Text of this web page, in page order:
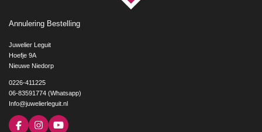
Annulering Bestelling
Juwelier Leguit
Hoefje 9A
Nieuwe Niedorp
0226-411225
06-83591774 (Whatsapp)
Info@juwelierleguit.nl
F
I
Y